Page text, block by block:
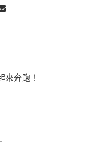
來奔跑！